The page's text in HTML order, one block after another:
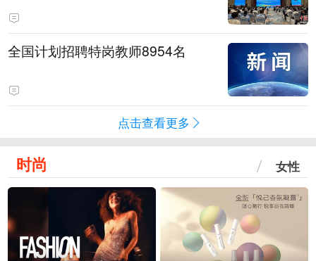
全国计划招聘特岗教师8954名
点击查看更多
时尚 女性